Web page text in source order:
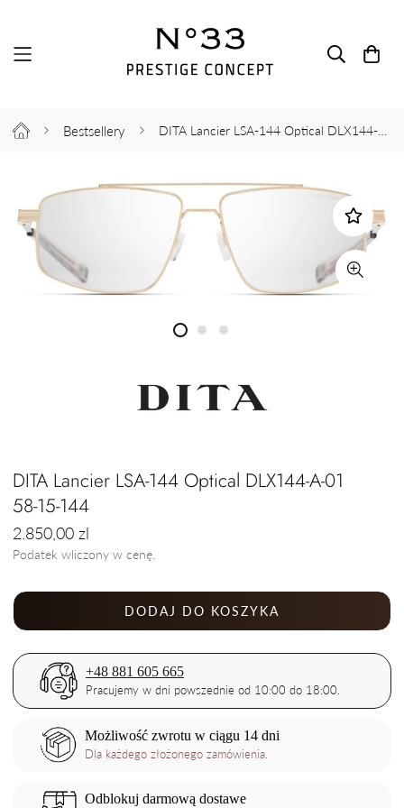
Bestsellery DITA Lancier LSA-144 Optical DLX144-A-01 58-15-144
DITA Lancier LSA-144 Optical DLX144-A-01
58-15-144
Cena
regularna
2.850,00 zl
Podatek wliczony w cenę.
DODAJ DO KOSZYKA
+48 881 605 665
Pracujemy w dni powszednie od 10:00 do 18:00.
Możliwość zwrotu w ciągu 14 dni
Dla każdego złożonego zamówienia.
Odblokuj darmową dostawe